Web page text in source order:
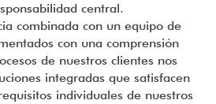
central.
combinada con un equipo de
con una comprensión
de nuestros clientes nos
integradas que satisfacen
individuales de nuestros